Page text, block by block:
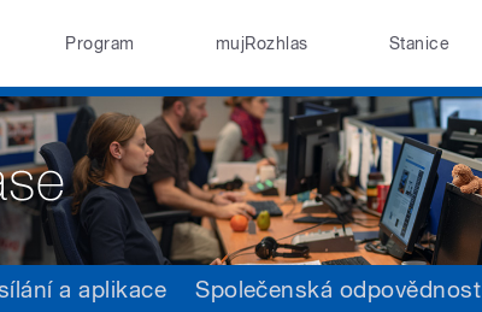
Program mujRozhlas Stanice
a aplikace Společenská odpovědnost